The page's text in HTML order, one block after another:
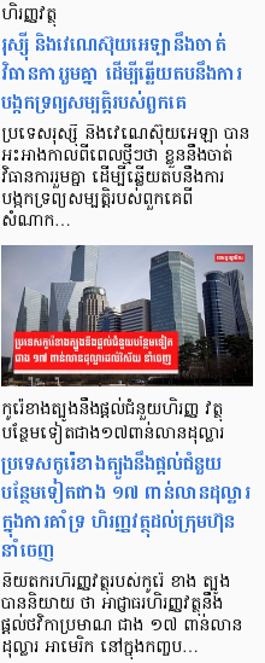
ហិរញ្ញវត្ថុ
រុស្ស៊ី និងវេណេស៊ុយអេឡានឹងចាត់
វិធានការរួមគ្នា ដើម្បីឆ្លើយតបនឹងការ
បង្កកទ្រព្យសម្បត្តិរបស់ពួកគេ
ប្រទេសរុស្ស៊ី និងវេណេស៊ុយអេឡា បាន
អះអាងកាលពីពេលថ្មីៗថា ខ្លួននឹងចាត់
វិធានការរួមគ្នា ដើម្បីឆ្លើយតបនឹងការ
បង្កកទ្រព្យសម្បត្តិរបស់ពួកគេពី
សំណាក…
កូរ៉េខាងត្បូងនឹងផ្តល់ជំនួយហិរញ្ញ វត្ថុ
បន្ថែមទៀតជាង១៧ពាន់លានដុល្លារ
ប្រទេសកូរ៉េខាងត្បូងនឹងផ្តល់ជំនួយ
បន្ថែមទៀតជាង ១៧ ពាន់លានដុល្លារ
ក្នុងការគាំទ្រ ហិរញ្ញវត្ថុដល់ក្រុមហ៊ុន
នាំចេញ
និយតករហិរញ្ញវត្ថុរបស់កូរ៉េ ខាង ត្បូង
បាននិយាយ ថា អាជ្ញាធរហិរញ្ញវត្ថុនឹង
ផ្តល់ថវិកាប្រមាណ ជាង ១៧ ពាន់លាន
ដុល្លារ អាមេរិក នៅក្នុងកញ្ចប…